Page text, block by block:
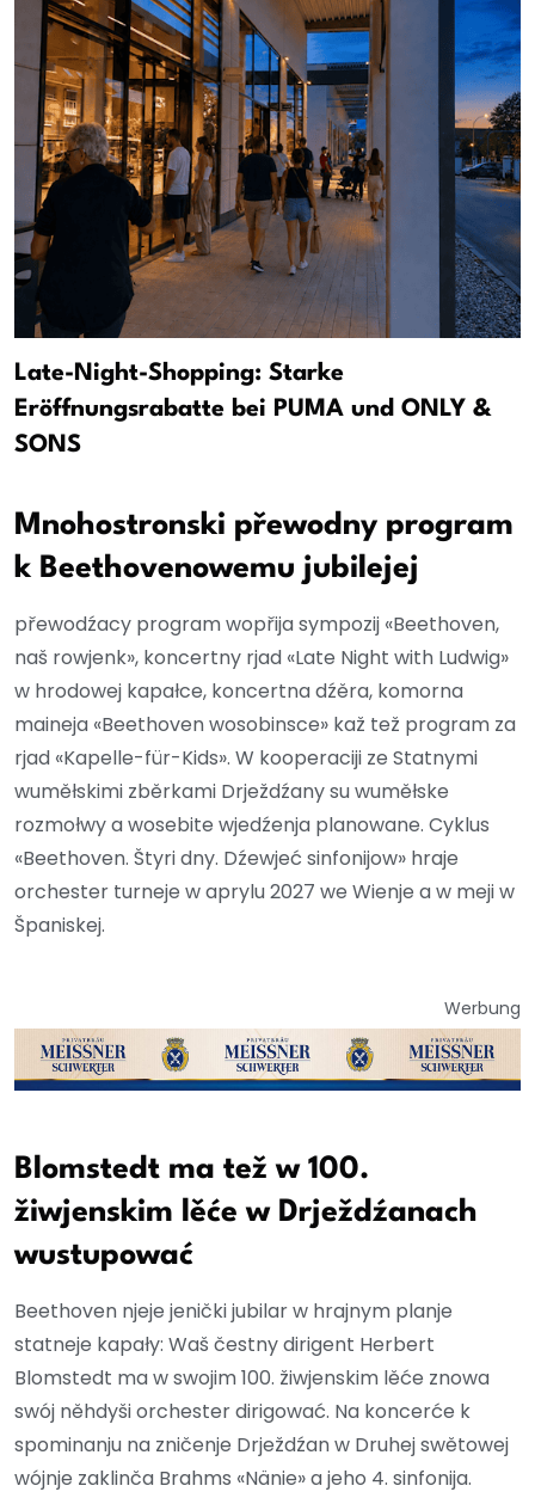
Late-Night-Shopping: Starke
Eröffnungsrabatte bei PUMA und ONLY &
SONS
Mnohostronski přewodny program
k Beethovenowemu jubilejej
přewodźacy program wopřija sympozij «Beethoven,
naš rowjenk», koncertny rjad «Late Night with Ludwig»
w hrodowej kapałce, koncertna dźěra, komorna
maineja «Beethoven wosobinsce» kaž tež program za
rjad «Kapelle-für-Kids». W kooperaciji ze Statnymi
wuměłskimi zběrkami Drježdźany su wuměłske
rozmołwy a wosebite wjedźenja planowane. Cyklus
«Beethoven. Štyri dny. Dźewjeć sinfonijow» hraje
orchester turneje w aprylu 2027 we Wienje a w meji w
Španiskej.
Werbung
Blomstedt ma tež w 100.
žiwjenskim lěće w Drježdźanach
wustupować
Beethoven njeje jenički jubilar w hrajnym planje
statneje kapały: Waš čestny dirigent Herbert
Blomstedt ma w swojim 100. žiwjenskim lěće znowa
swój něhdyši orchester dirigować. Na koncerće k
spominanju na zničenje Drježdźan w Druhej swětowej
wójnje zaklinča Brahms «Nänie» a jeho 4. sinfonija.